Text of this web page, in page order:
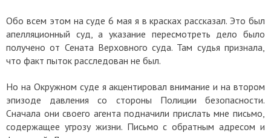
Обо всем этом на суде 6 мая я в красках рассказал. Это был
апелляционный суд, а указание пересмотреть дело было
получено от Сената Верховного суда. Там судья признала,
что факт пыток расследован не был.
Но на Окружном суде я акцентировал внимание и на втором
эпизоде давления со стороны Полиции безопасности.
Сначала они своего агента подначили прислать мне письмо,
содержащее угрозу жизни. Письмо с обратным адресом и